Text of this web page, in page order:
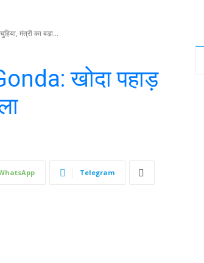
मंत्री का बड़ा...
खोदा पहाड़
Telegram